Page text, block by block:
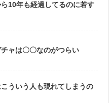
ら10年も経過してるのに若す
チャは〇〇なのがつらい
こういう人も現れてしまうの